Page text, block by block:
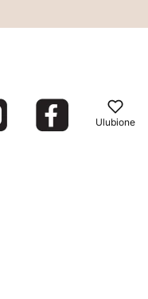
Ulubione